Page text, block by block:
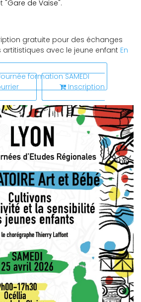
"Gare de Vaise".
gratuite pour des échanges
avec le jeune enfant En
formation SAMEDI
Inscription